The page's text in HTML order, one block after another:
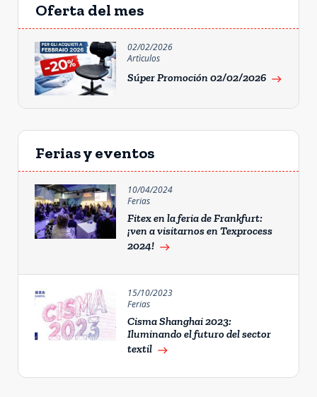
Oferta del mes
02/02/2026
Artìculos
Súper Promoción 02/02/2026 east
Ferias y eventos
10/04/2024
Ferias
Fitex en la feria de Frankfurt:
¡ven a visitarnos en Texprocess
2024! east
15/10/2023
Ferias
Cisma Shanghai 2023:
Iluminando el futuro del sector
textil east